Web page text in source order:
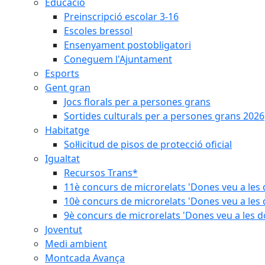
Preinscripció escolar 3-16
Escoles bressol
Ensenyament postobligatori
Coneguem l'Ajuntament
Esports
Gent gran
Jocs florals per a persones grans
Sortides culturals per a persones grans 2026
Habitatge
Sol·licitud de pisos de protecció oficial
Igualtat
Recursos Trans*
11è concurs de microrelats 'Dones veu a les
10è concurs de microrelats 'Dones veu a les
9è concurs de microrelats 'Dones veu a les
Joventut
Medi ambient
Montcada Avança